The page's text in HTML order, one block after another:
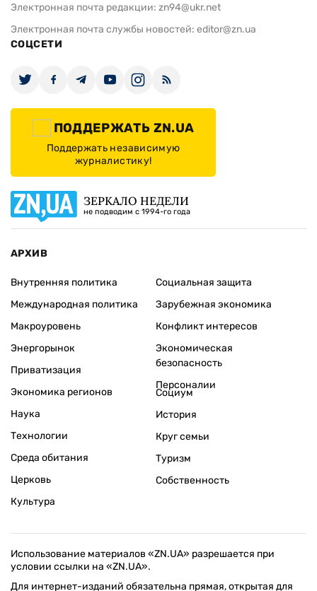
Электронная почта редакции: zn94@ukr.net
Электронная почта службы новостей: editor@zn.ua
СОЦСЕТИ
ПОДДЕРЖАТЬ ZN.UA
Поддержать независимую
журналистику!
ЗЕРКАЛО НЕДЕЛИ
не подводим с 1994-го года
АРХИВ
Внутренняя политика
Международная политика
Макроуровень
Энергорынок
Приватизация
Экономика регионов
Социальная защита
Зарубежная экономика
Конфликт интересов
Экономическая
безопасность
Персоналии
Наука
Технологии
Среда обитания
Церковь
Культура
Социум
История
Круг семьи
Туризм
Собственность
Использование материалов «ZN.UA» разрешается при
условии ссылки на «ZN.UA».
Для интернет-изданий обязательна прямая, открытая для